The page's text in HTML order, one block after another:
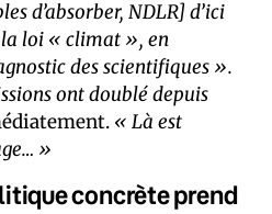
d’absorber, NDLR] d’ici
loi « climat », en
des scientifiques ».
ont doublé depuis
« Là est
»
concrète prend